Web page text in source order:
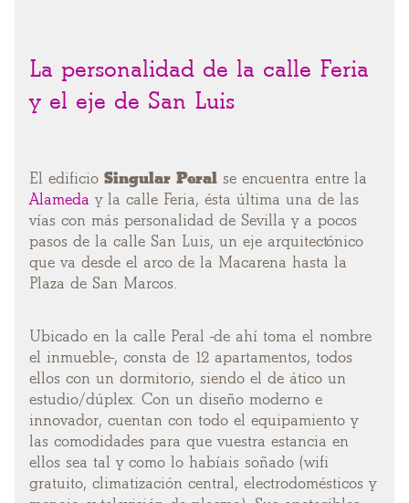
La personalidad de la calle Feria
y el eje de San Luis
El edificio Singular Peral se encuentra entre la
Alameda y la calle Feria, ésta última una de las
vías con más personalidad de Sevilla y a pocos
pasos de la calle San Luis, un eje arquitectónico
que va desde el arco de la Macarena hasta la
Plaza de San Marcos.
Ubicado en la calle Peral -de ahí toma el nombre
el inmueble-, consta de 12 apartamentos, todos
ellos con un dormitorio, siendo el de ático un
estudio/dúplex. Con un diseño moderno e
innovador, cuentan con todo el equipamiento y
las comodidades para que vuestra estancia en
ellos sea tal y como lo habíais soñado (wifi
gratuito, climatización central, electrodomésticos y